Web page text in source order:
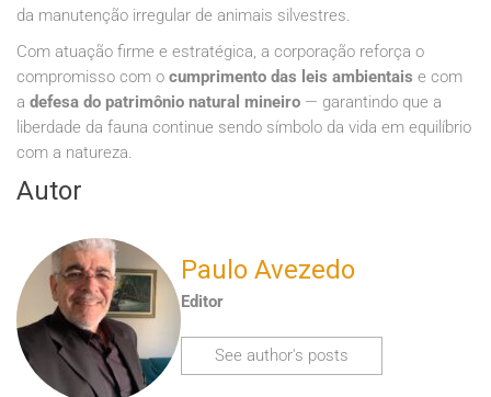
da manutenção irregular de animais silvestres.
Com atuação firme e estratégica, a corporação reforça o
compromisso com o cumprimento das leis ambientais e com
a defesa do patrimônio natural mineiro — garantindo que a
liberdade da fauna continue sendo símbolo da vida em equilíbrio
com a natureza.
Autor
Paulo Avezedo
Editor
See author's posts